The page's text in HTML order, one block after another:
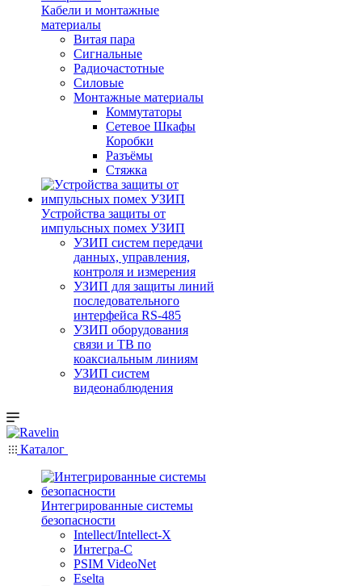
Кабели и монтажные
материалы
Витая пара
Сигнальные
Радиочастотные
Силовые
Монтажные материалы
Коммутаторы
Сетевое Шкафы
Коробки
Разъёмы
Стяжка
Уcтройства защиты от
импульсных помех УЗИП
УЗИП систем передачи
данных, управления,
контроля и измерения
УЗИП для защиты линий
последовательного
интерфейса RS-485
УЗИП оборудования
связи и ТВ по
коаксиальным линиям
УЗИП систем
видеонаблюдения
Каталог
Интегрированные системы
безопасности
Intellect/Intellect-X
Интегра-С
PSIM VideoNet
Eselta